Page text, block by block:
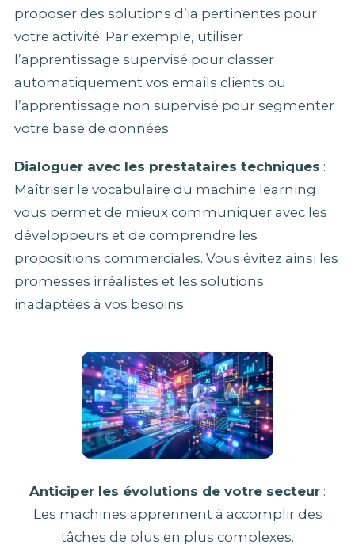
proposer des solutions d’ia pertinentes pour
votre activité. Par exemple, utiliser
l’apprentissage supervisé pour classer
automatiquement vos emails clients ou
l’apprentissage non supervisé pour segmenter
votre base de données.
Dialoguer avec les prestataires techniques :
Maîtriser le vocabulaire du machine learning
vous permet de mieux communiquer avec les
développeurs et de comprendre les
propositions commerciales. Vous évitez ainsi les
promesses irréalistes et les solutions
inadaptées à vos besoins.
Anticiper les évolutions de votre secteur :
Les machines apprennent à accomplir des
tâches de plus en plus complexes.